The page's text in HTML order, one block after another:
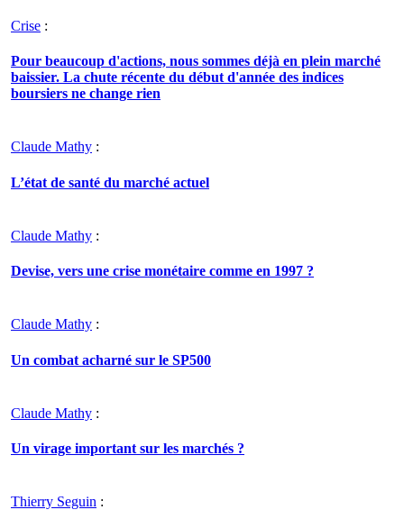
Crise :
Pour beaucoup d'actions, nous sommes déjà en plein marché
baissier. La chute récente du début d'année des indices
boursiers ne change rien
Claude Mathy :
L’état de santé du marché actuel
Claude Mathy :
Devise, vers une crise monétaire comme en 1997 ?
Claude Mathy :
Un combat acharné sur le SP500
Claude Mathy :
Un virage important sur les marchés ?
Thierry Seguin :